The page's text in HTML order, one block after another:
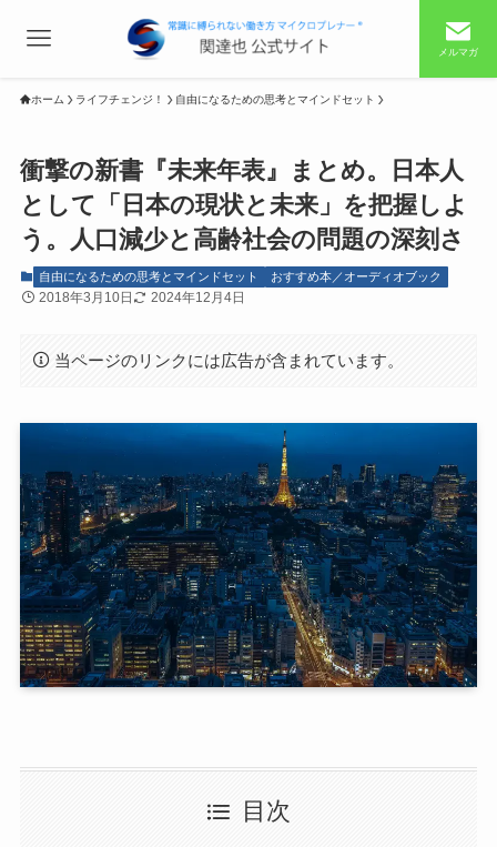
メルマガ
ホーム ライフチェンジ！ 自由になるための思考とマインドセット
衝撃の新書『未来年表』まとめ。日本人
として「日本の現状と未来」を把握しよ
う。人口減少と高齢社会の問題の深刻さ
自由になるための思考とマインドセット おすすめ本／オーディオブック
2018年3月10日 2024年12月4日
当ページのリンクには広告が含まれています。
目次